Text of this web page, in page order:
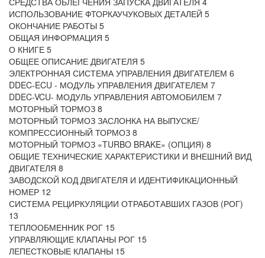
ИСПОЛЬЗОВАНИЕ ФТОРКАУЧУКОВЫХ ДЕТАЛЕЙ 5
ОКОНЧАНИЕ РАБОТЫ 5
ОБЩАЯ ИНФОРМАЦИЯ 5
О КНИГЕ 5
ОБЩЕЕ ОПИСАНИЕ ДВИГАТЕЛЯ 5
ЭЛЕКТРОННАЯ СИСТЕМА УПРАВЛЕНИЯ ДВИГАТЕЛЕМ 6
DDEC-ECU - МОДУЛЬ УПРАВЛЕНИЯ ДВИГАТЕЛЕМ 7
DDEC-VCU- МОДУЛЬ УПРАВЛЕНИЯ АВТОМОБИЛЕМ 7
МОТОРНЫЙ ТОРМОЗ 8
МОТОРНЫЙ ТОРМОЗ ЗАСЛОНКА НА ВЫПУСКЕ/
КОМПРЕССИОННЫЙ ТОРМОЗ 8
МОТОРНЫЙ ТОРМОЗ «TURBO BRAKE» (ОПЦИЯ) 8
ОБЩИЕ ТЕХНИЧЕСКИЕ ХАРАКТЕРИСТИКИ И ВНЕШНИЙ ВИД
ДВИГАТЕЛЯ 8
ЗАВОДСКОЙ КОД ДВИГАТЕЛЯ И ИДЕНТИФИКАЦИОННЫЙ
НОМЕР 12
СИСТЕМА РЕЦИРКУЛЯЦИИ ОТРАБОТАВШИХ ГАЗОВ (РОГ)
13
ТЕПЛООБМЕННИК РОГ 15
УПРАВЛЯЮЩИЕ КЛАПАНЫ РОГ 15
ЛЕПЕСТКОВЫЕ КЛАПАНЫ 15